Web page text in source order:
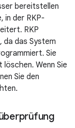
bereitstellen
in der RKP-
RKP
da das System
Sie
Wenn Sie
Sie den